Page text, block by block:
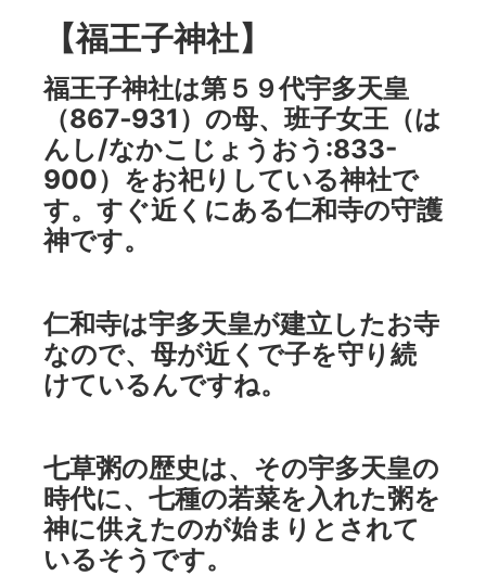
【福王子神社】
福王子神社は第５９代宇多天皇
（867‐931）の母、班子女王（は
んし/なかこじょうおう:833-
900）をお祀りしている神社で
す。すぐ近くにある仁和寺の守護
神です。
仁和寺は宇多天皇が建立したお寺
なので、母が近くで子を守り続
けているんですね。
七草粥の歴史は、その宇多天皇の
時代に、七種の若菜を入れた粥を
神に供えたのが始まりとされて
いるそうです。